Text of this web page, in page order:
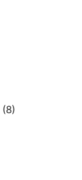
(8)